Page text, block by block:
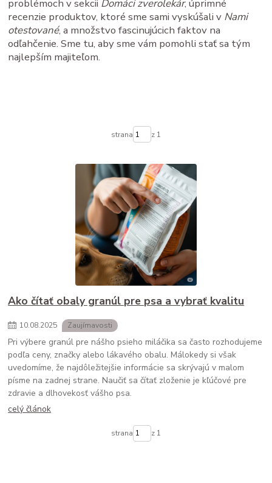
problémoch v sekcii Domáci zverolekár, úprimné
recenzie produktov, ktoré sme sami vyskúšali v Nami
otestované, a množstvo fascinujúcich faktov na
odľahčenie. Sme tu, aby sme vám pomohli stať sa tým
najlepším majiteľom.
strana z 1
Ako čítať obaly granúl pre psa a vybrať kvalitu
10.08.2025 Zaujímavosti
Pri výbere granúl pre nášho psieho miláčika sa často rozhodujeme
podľa ceny, značky alebo lákavého obalu. Málokedy si však
uvedomíme, že najdôležitejšie informácie sa skrývajú v malom
písme na zadnej strane. Naučiť sa čítať zloženie je kľúčové pre
zdravie a dlhovekosť vášho psa.
celý článok
strana z 1